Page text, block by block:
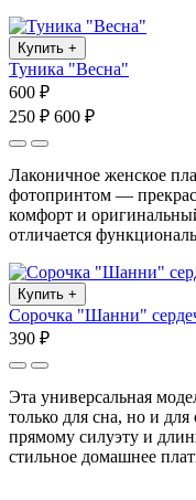
Купить +
Туника "Весна"
600 ₽
250 ₽ 600 ₽
Лаконичное женское
фотопринтом —
комфорт и
отличается
Купить +
Сорочка "Шанни"
390 ₽
Эта универсальная
только для сна, но и
прямому силуэту и
стильное домашнее